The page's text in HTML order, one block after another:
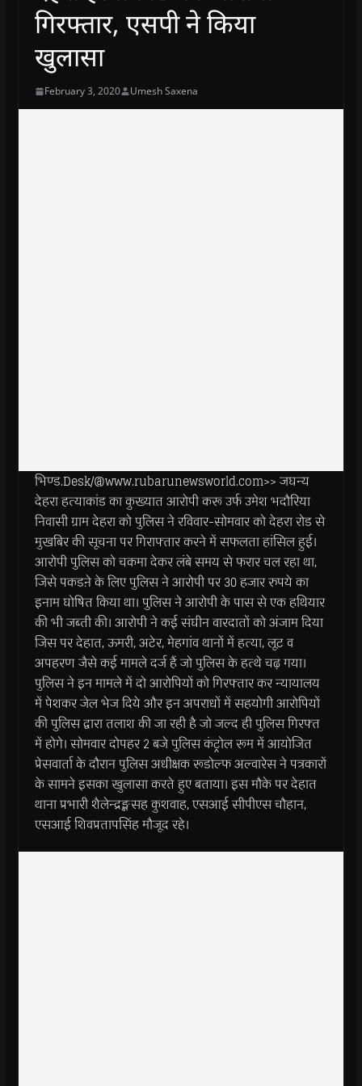
गिरफ्तार, एसपी ने किया
खुलासा
February 3, 2020 Umesh Saxena
भिण्ड.Desk/@www.rubarunewsworld.com>> जघन्य
देहरा हत्याकांड का कुख्यात आरोपी करू उर्फ उमेश भदौरिया
निवासी ग्राम देहरा को पुलिस ने रविवार-सोमवार को देहरा रोड से
मुखबिर की सूचना पर गिराफ्तार करने में सफलता हांसिल हुई।
आरोपी पुलिस को चकमा देकर लंबे समय से फरार चल रहा था,
जिसे पकडऩे के लिए पुलिस ने आरोपी पर 30 हजार रुपये का
इनाम घोषित किया था। पुलिस ने आरोपी के पास से एक हथियार
की भी जब्ती की। आरोपी ने कई संघीन वारदातों को अंजाम दिया
जिस पर देहात, ऊमरी, अटेर, मेहगांव थानों में हत्या, लूट व
अपहरण जैसे कई मामले दर्ज हैं जो पुलिस के हत्थे चढ़ गया।
पुलिस ने इन मामले में दो आरोपियों को गिरफ्तार कर न्यायालय
में पेशकर जेल भेज दिये और इन अपराधों में सहयोगी आरोपियों
की पुलिस द्वारा तलाश की जा रही है जो जल्द ही पुलिस गिरफ्त
में होगे। सोमवार दोपहर 2 बजे पुलिस कंट्रोल रूम में आयोजित
प्रेसवार्ता के दौरान पुलिस अधीक्षक रूडोल्फ अल्वारेस ने पत्रकारों
के सामने इसका खुलासा करते हुए बताया। इस मौके पर देहात
थाना प्रभारी शैलेन्द्रङ्क्षसह कुशवाह, एसआई सीपीएस चौहान,
एसआई शिवप्रतापसिंह मौजूद रहे।